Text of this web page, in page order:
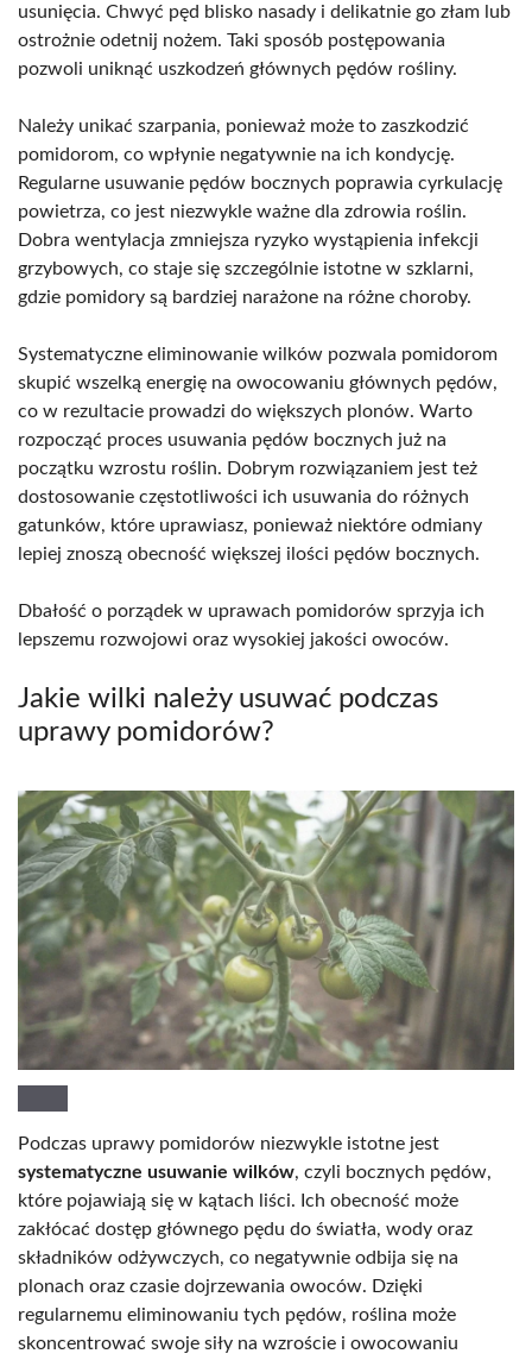
usunięcia. Chwyć pęd blisko nasady i delikatnie go złam lub
ostrożnie odetnij nożem. Taki sposób postępowania
pozwoli uniknąć uszkodzeń głównych pędów rośliny.
Należy unikać szarpania, ponieważ może to zaszkodzić
pomidorom, co wpłynie negatywnie na ich kondycję.
Regularne usuwanie pędów bocznych poprawia cyrkulację
powietrza, co jest niezwykle ważne dla zdrowia roślin.
Dobra wentylacja zmniejsza ryzyko wystąpienia infekcji
grzybowych, co staje się szczególnie istotne w szklarni,
gdzie pomidory są bardziej narażone na różne choroby.
Systematyczne eliminowanie wilków pozwala pomidorom
skupić wszelką energię na owocowaniu głównych pędów,
co w rezultacie prowadzi do większych plonów. Warto
rozpocząć proces usuwania pędów bocznych już na
początku wzrostu roślin. Dobrym rozwiązaniem jest też
dostosowanie częstotliwości ich usuwania do różnych
gatunków, które uprawiasz, ponieważ niektóre odmiany
lepiej znoszą obecność większej ilości pędów bocznych.
Dbałość o porządek w uprawach pomidorów sprzyja ich
lepszemu rozwojowi oraz wysokiej jakości owoców.
Jakie wilki należy usuwać podczas
uprawy pomidorów?
Podczas uprawy pomidorów niezwykle istotne jest
systematyczne usuwanie wilków, czyli bocznych pędów,
które pojawiają się w kątach liści. Ich obecność może
zakłócać dostęp głównego pędu do światła, wody oraz
składników odżywczych, co negatywnie odbija się na
plonach oraz czasie dojrzewania owoców. Dzięki
regularnemu eliminowaniu tych pędów, roślina może
skoncentrować swoje siły na wzroście i owocowaniu